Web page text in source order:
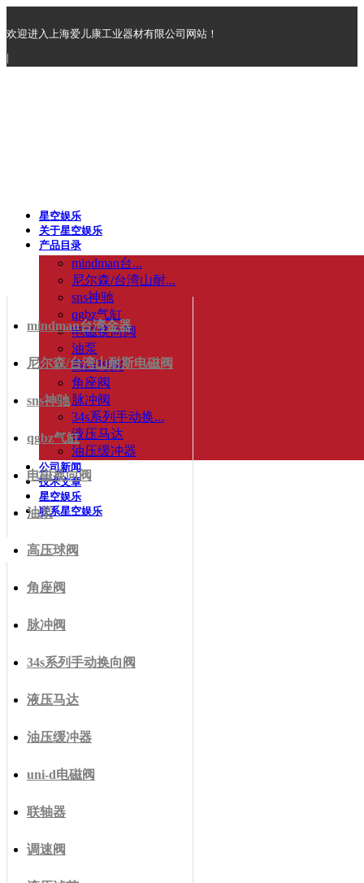
欢迎进入上海爱儿康工业器材有限公司网站！
|
星空娱乐
关于星空娱乐
产品目录
mindman台...
尼尔森/台湾山耐...
sns神驰
qgbz气缸
电磁换向阀
油泵
高压球阀
角座阀
脉冲阀
34s系列手动换...
液压马达
油压缓冲器
公司新闻
技术文章
星空娱乐
联系星空娱乐
mindman台湾金器
尼尔森/台湾山耐斯电磁阀
sns神驰
qgbz气缸
电磁换向阀
油泵
高压球阀
角座阀
脉冲阀
34s系列手动换向阀
液压马达
油压缓冲器
uni-d电磁阀
联轴器
调速阀